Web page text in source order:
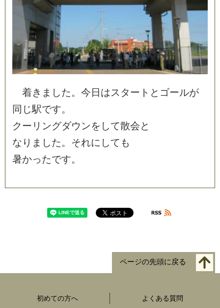
着き ま した。 今 日 は ス ター ト と ゴールが
同 じ駅です。
クー リ ングダウ ンを して散会と
な り ま した。 それに して も
暑かったです。
ページの先頭に戻る
初めての方へ よくある質問